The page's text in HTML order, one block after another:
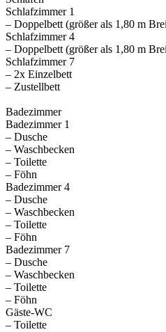
Schlafzimmer 1
– Doppelbett (größer als 1,80 m
Schlafzimmer 4
– Doppelbett (größer als 1,80 m
Schlafzimmer 7
– 2x Einzelbett
– Zustellbett
Badezimmer
Badezimmer 1
– Dusche
– Waschbecken
– Toilette
– Föhn
Badezimmer 4
– Dusche
– Waschbecken
– Toilette
– Föhn
Badezimmer 7
– Dusche
– Waschbecken
– Toilette
– Föhn
Gäste-WC
– Toilette